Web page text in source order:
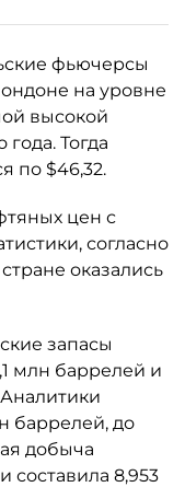
фьючерсы
на уровне
высокой
Тогда
по $46,32.
цен с
согласно
оказались
запасы
млн баррелей и
баррелей, до
добыча
составила 8,953